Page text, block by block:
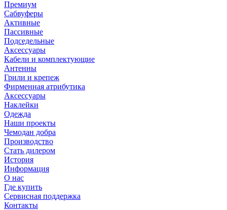
Премиум
Сабвуферы
Активные
Пассивные
Подседельные
Аксессуары
Кабели и комплектующие
Антенны
Грили и крепеж
Фирменная атрибутика
Аксессуары
Наклейки
Одежда
Наши проекты
Чемодан добра
Производство
Стать дилером
История
Информация
О нас
Где купить
Сервисная поддержка
Контакты